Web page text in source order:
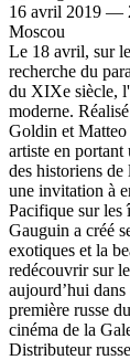
16 avril 2019 —
Moscou
Le 18 avril, sur
recherche du
du XIXe siècle,
moderne.
Goldin et Matteo
artiste en
des historiens de
une invitation à
Pacifique sur les
Gauguin a créé
exotiques et la
redécouvrir sur
aujourd’hui
première russe
cinéma de la
Distributeur